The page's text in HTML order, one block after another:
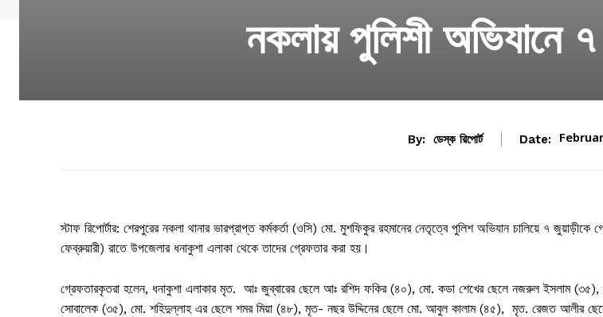
নকলায় পুলিশী অভিযানে
By: ডেস্ক রিপোর্ট Date:
স্টাফ রিপোর্টার: শেরপুরের নকলা থানার ভারপ্রাপ্ত কর্মকর্তা (ওসি) মো. মুশফিকুর রহমানের নেতৃত্বে পুলিশ অভিযান চালিয়ে ৭
ফেব্রুয়ারী) রাতে উপজেলার ধনাকুশা এলাকা থেকে তাদের গ্রেফতার করা হয়।
গ্রেফতারকৃতরা হলেন, ধনাকুশা এলাকার মৃত. আঃ জুব্বারের ছেলে আঃ রশিদ ফকির (৪০), মো. কডা শেখের ছেলে নজরুল ইসলাম (৩৫),
সোবালেক (৩৫), মো. শহিদুল্লাহ এর ছেলে শমর মিয়া (৪৮), মৃত- নছর উদ্দিনের ছেলে মো. আবুল কালাম (৪৫), মৃত. রেজত আলীর